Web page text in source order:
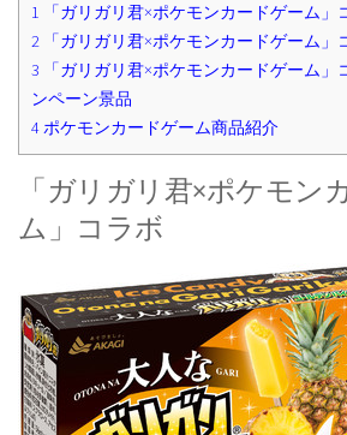
1 「ガリガリ君×ポケモンカードゲーム」
2 「ガリガリ君×ポケモンカードゲーム」
3 「ガリガリ君×ポケモンカードゲーム」
ンペーン景品
4ポケモンカードゲーム商品紹介
「ガリガリ君×ポケモン
ム」コラボ